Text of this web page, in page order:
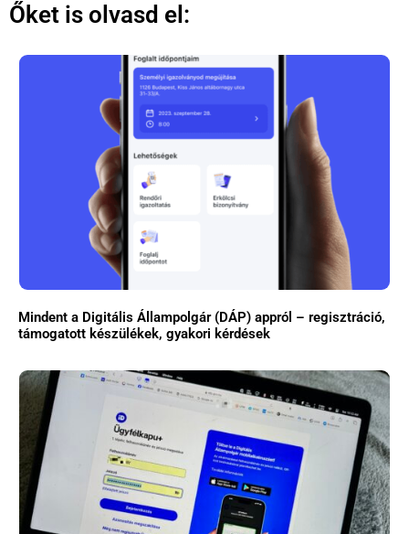
Őket is olvasd el:
Mindent a Digitális Állampolgár (DÁP) appról – regisztráció,
támogatott készülékek, gyakori kérdések